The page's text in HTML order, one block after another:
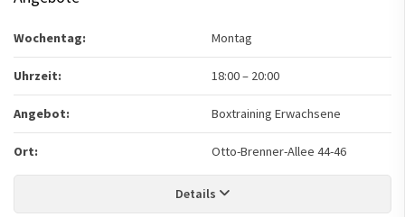
Wochentag: Montag
Uhrzeit: 18:00– 20:00
Angebot: Boxtraining Erwachsene
Ort: Otto-Brenner-Allee 44-46
Details